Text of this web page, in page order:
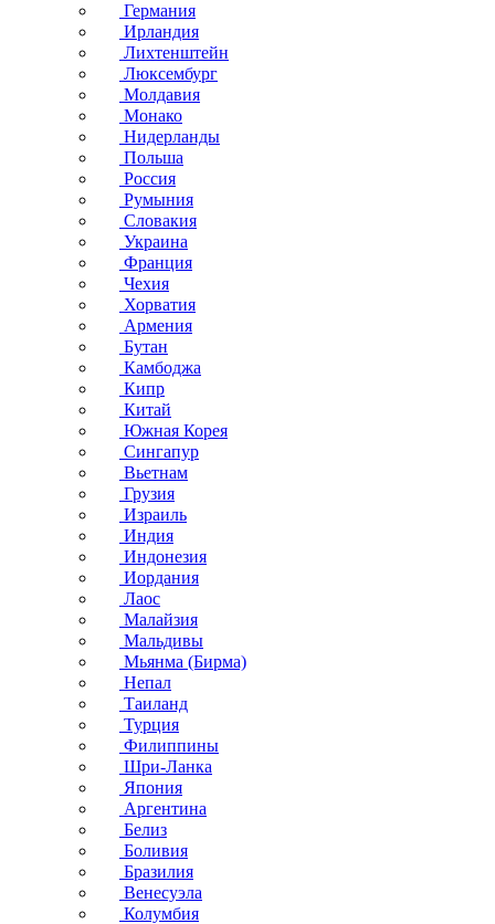
Германия
Ирландия
Лихтенштейн
Люксембург
Молдавия
Монако
Нидерланды
Польша
Россия
Румыния
Словакия
Украина
Франция
Чехия
Хорватия
Армения
Бутан
Камбоджа
Кипр
Китай
Южная Корея
Сингапур
Вьетнам
Грузия
Израиль
Индия
Индонезия
Иордания
Лаос
Малайзия
Мальдивы
Мьянма (Бирма)
Непал
Таиланд
Турция
Филиппины
Шри-Ланка
Япония
Аргентина
Белиз
Боливия
Бразилия
Венесуэла
Колумбия